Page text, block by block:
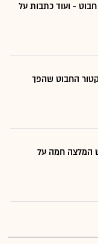
- ועוד כתבות על
החבוט שהפך
המלצה חמה על